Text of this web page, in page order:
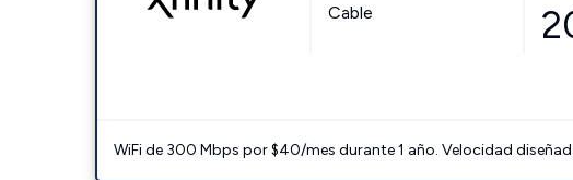
Cable
WiFi de 300 Mbps por $40/mes durante 1 año. Velocidad